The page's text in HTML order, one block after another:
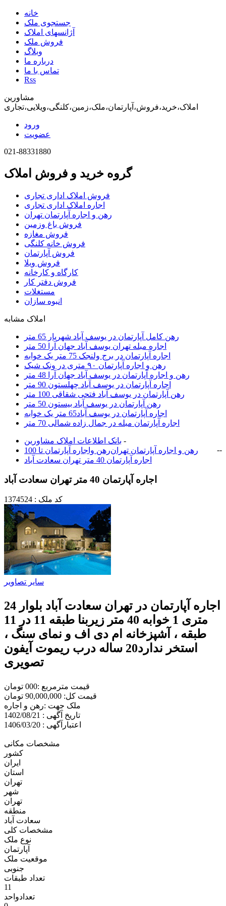
خانه
جستجوی ملک
آژانسهای املاک
فروش ملک
وبلاگ
درباره ما
تماس با ما
Rss
مشاورین
املاک،خرید،فروش،آپارتمان،ملک،زمین،کلنگی،ویلایی،تجاری
ورود
عضویت
021-88331880
گروه خرید و فروش املاک
فروش املاک اداری تجاری
اجاره املاک اداری تجاری
رهن و اجاره آپارتمان تهران
فروش باغ وزمین
فروش مغازه
فروش خانه کلنگی
فروش آپارتمان
فروش ویلا
کارگاه و کارخانه
فروش دفتر کار
مستغلات
انبوه سازان
املاک مشابه
رهن کامل آپارتمان در یوسف آباد شهریار 65 متر
اجاره مبله تهران یوسف آباد جهان آرا 50 متر
اجاره آپارتمان در برج ولنجک 75 متر یک خوابه
رهن و اجاره آپارتمان ۹۰ متری در ونک شیک
رهن و اجاره آپارتمان در یوسف آباد جهان آرا 48 متر
اجاره آپارتمان در یوسف آباد چهلستون 90 متر
رهن آپارتمان در یوسف آباد فتحی شقاقی 100 متر
رهن آپارتمان در یوسف آباد بیستون 50 متر
اجاره آپارتمان در یوسف آباد65 متر یک خوابه
اجاره آپارتمان مبله در جمال زاده شمالی 70 متر
بانک اطلاعات املاک مشاورين -
رهن و اجاره آپارتمان تهران
- رهن واجاره آپارتمان تا 100
-
اجاره آپارتمان 40 متر تهران سعادت آباد
اجاره آپارتمان 40 متر تهران سعادت آباد
کد ملک : 1374524
سایر تصاویر
اجاره آپارتمان در تهران سعادت آباد بلوار 24
متری 1 خوابه 40 متر زیربنا طبقه 11 در 11
طبقه ، آشپزخانه ام دی اف و نمای سنگ ،
استخر ندارد20 ساله درب ریموت آیفون
تصویری
قیمت مترمربع :000 تومان
قیمت کل: 90,000,000 تومان
ملک جهت :رهن و اجاره
تاریخ آگهی : 1402/08/21
اعتبارآگهی : 1406/03/20
مشخصات مکانی
کشور
ایران
استان
تهران
شهر
تهران
منطقه
سعادت آباد
مشخصات کلی
نوع ملک
آپارتمان
موقعیت ملک
جنوبی
تعداد طبقات
11
تعدادواحد